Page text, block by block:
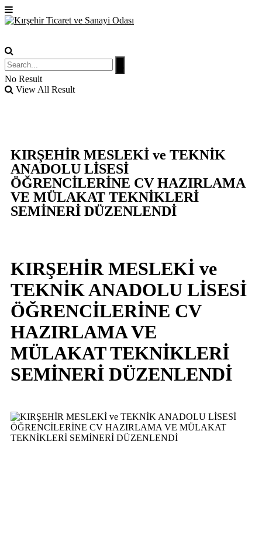
No Result
View All Result
KIRŞEHİR MESLEKİ ve TEKNİK
ANADOLU LİSESİ
ÖĞRENCİLERİNE CV HAZIRLAMA
VE MÜLAKAT TEKNİKLERİ
SEMİNERİ DÜZENLENDİ
KIRŞEHİR MESLEKİ ve
TEKNİK ANADOLU LİSESİ
ÖĞRENCİLERİNE CV
HAZIRLAMA VE
MÜLAKAT TEKNİKLERİ
SEMİNERİ DÜZENLENDİ